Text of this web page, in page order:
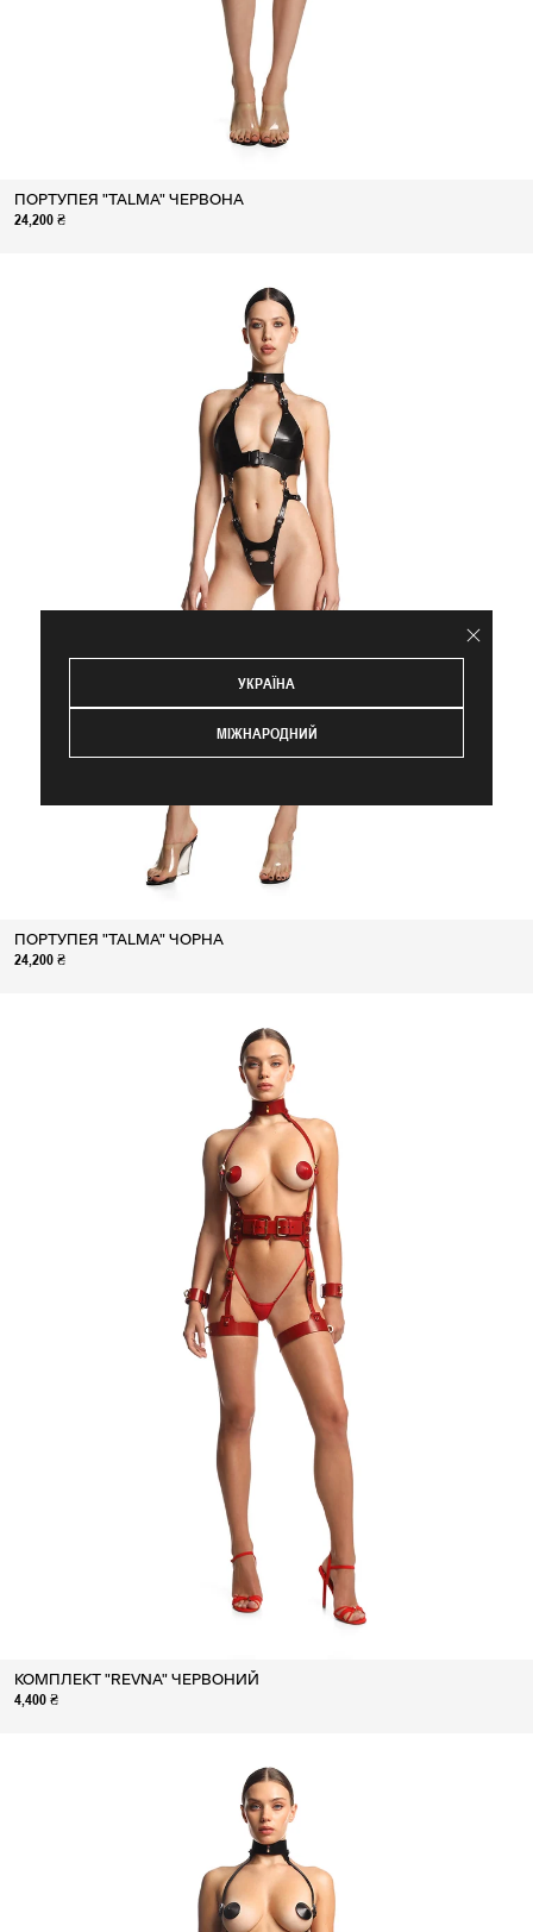
ПОРТУПЕЯ "TALMA" ЧЕРВОНА
24,200 ₴
ПОРТУПЕЯ "TALMA" ЧОРНА
24,200 ₴
КОМПЛЕКТ "REVNA" ЧЕРВОНИЙ
4,400 ₴
УКРАЇНА
МІЖНАРОДНИЙ